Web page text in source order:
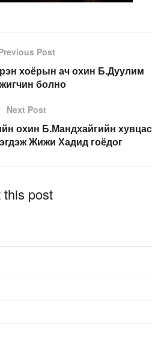
Post
хоёрын ач охин Б.Дуулим
болно
Next Post
охин Б.Мандхайгийн хувцас
Жижи Хадид гоёдог
this post